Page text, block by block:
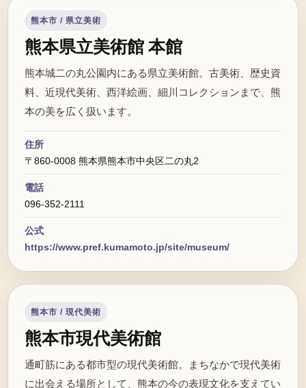
熊本市 / 県立美術
熊本県立美術館 本館
熊本城二の丸公園内にある県立美術館。古美術、歴史資
料、近現代美術、西洋絵画、細川コレクションまで、熊
本の美を広く扱います。
住所
〒860-0008 熊本県熊本市中央区二の丸2
電話
096-352-2111
公式
https://www.pref.kumamoto.jp/site/museum/
熊本市 / 現代美術
熊本市現代美術館
通町筋にある都市型の現代美術館。まちなかで現代美術
に出会える場所として、熊本の今の表現文化を支えてい